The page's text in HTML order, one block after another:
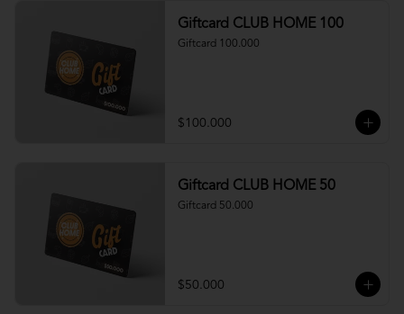
Giftcard CLUB HOME 100
Giftcard 100.000
$100.000
Giftcard CLUB HOME 50
Giftcard 50.000
$50.000